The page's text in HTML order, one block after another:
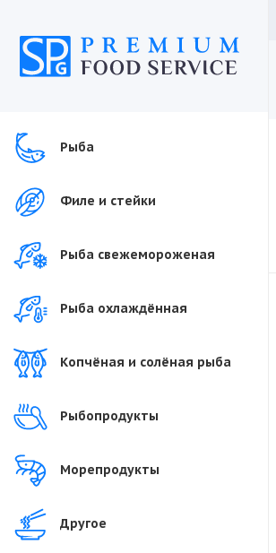
Рыба
Филе и стейки
Рыба свежемороженая
Рыба охлаждённая
Копчёная и солёная рыба
Рыбопродукты
Морепродукты
Другое